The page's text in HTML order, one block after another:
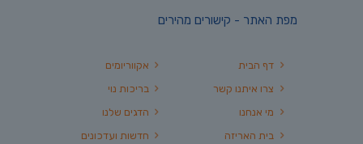
מפת האתר - קישורים מהירים
אקווריומים
בריכות נוי
הדגים שלנו
חדשות ועדכונים
דף הבית
צרו איתנו קשר
מי אנחנו
בית האריזה